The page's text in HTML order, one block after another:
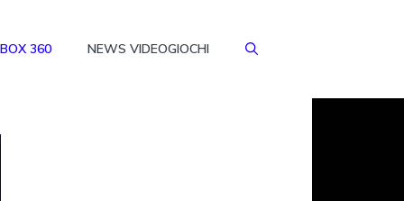
360 NEWS VIDEOGIOCHI